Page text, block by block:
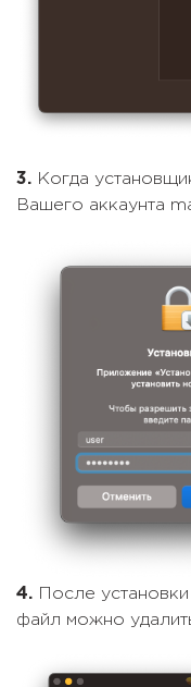
3. Когда
Вашего аккаунта
4.
После
файл можно